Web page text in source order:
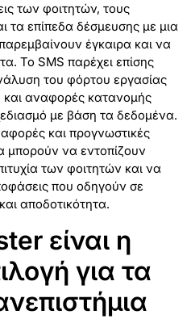
των φοιτητών, τους
τα επίπεδα δέσμευσης με μια
έγκαιρα και να
Το SMS παρέχει επίσης
του φόρτου εργασίας
και αναφορές κατανομής
με βάση τα δεδομένα.
και προγνωστικές
μπορούν να εντοπίζουν
των φοιτητών και να
που οδηγούν σε
αποδοτικότητα.
είναι η
για τα